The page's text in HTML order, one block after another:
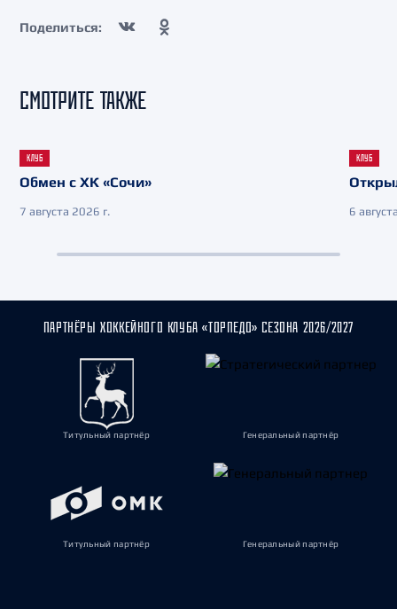
Поделиться:
СМОТРИТЕ ТАКЖЕ
КЛУБ
Обмен с ХК «Сочи»
7 августа 2026 г.
КЛУБ
6
ПАРТНЁРЫ ХОККЕЙНОГО КЛУБА «ТОРПЕДО» СЕЗОНА 2026/2027
Титульный партнёр Генеральный партнёр
Титульный партнёр Генеральный партнёр